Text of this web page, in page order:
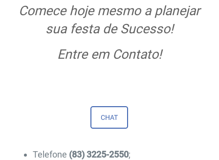
Comece hoje mesmo a planejar
sua festa de Sucesso!
Entre em Contato!
CHAT
Telefone (83) 3225-2550;